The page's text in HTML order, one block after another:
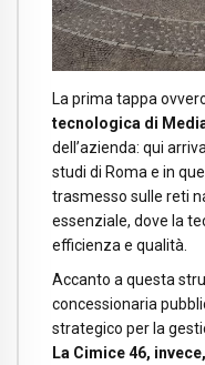
La prima tappa
tecnologica di
dell’azienda: qui
studi di Roma e in
trasmesso sulle reti
essenziale, dove la
efficienza e qualità.
Accanto a questa
concessionaria
strategico per la
La Cimice 46,